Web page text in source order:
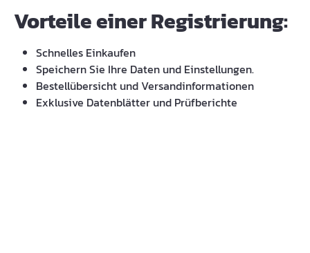
Vorteile einer Registrierung:
Schnelles Einkaufen
Speichern Sie Ihre Daten und Einstellungen.
Bestellübersicht und Versandinformationen
Exklusive Datenblätter und Prüfberichte